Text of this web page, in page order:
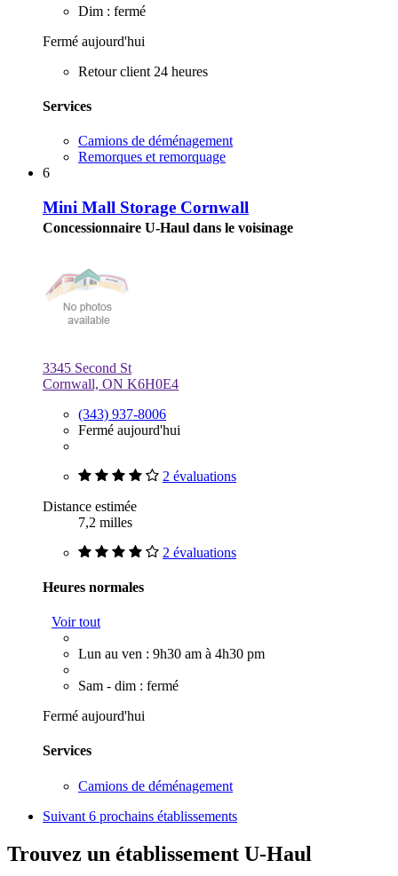
Dim : fermé
Fermé aujourd'hui
Retour client 24 heures
Services
Camions de déménagement
Remorques et remorquage
6
Mini Mall Storage Cornwall
Concessionnaire U-Haul dans le voisinage
3345 Second St
Cornwall, ON K6H0E4
(343) 937-8006
Fermé aujourd'hui
2 évaluations
Distance estimée
7,2 milles
2 évaluations
Heures normales
Voir tout
Lun au ven : 9h30 am à 4h30 pm
Sam - dim : fermé
Fermé aujourd'hui
Services
Camions de déménagement
Suivant 6 prochains établissements
Trouvez un établissement U-Haul